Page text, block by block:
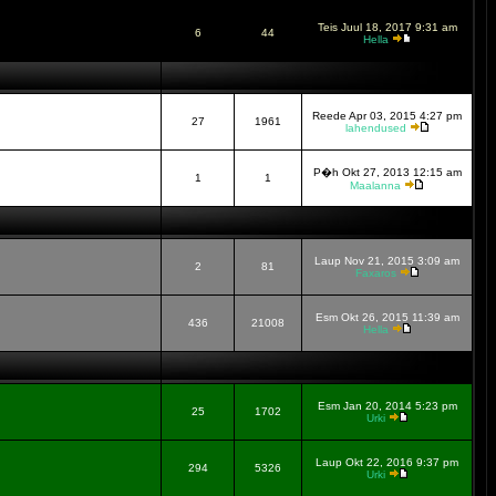
6 44
Teis Juul 18, 2017 9:31 am
Hella
27 1961
Reede Apr 03, 2015 4:27 pm
lahendused
1 1
P�h Okt 27, 2013 12:15 am
Maalanna
2 81
Laup Nov 21, 2015 3:09 am
Faxaros
436 21008
Esm Okt 26, 2015 11:39 am
Hella
25 1702
Esm Jan 20, 2014 5:23 pm
Urki
294 5326
Laup Okt 22, 2016 9:37 pm
Urki